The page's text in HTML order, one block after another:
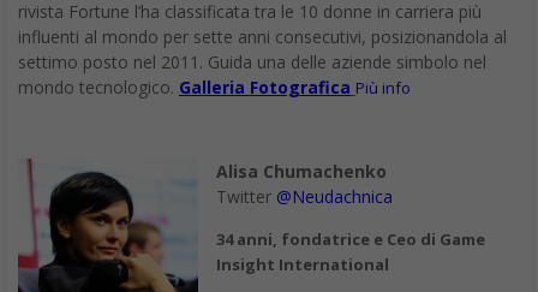
rivista Fortune l’ha classificata tra le 10 donne in carriera più
influenti al mondo per sette anni consecutivi, posizionandola al
settimo posto nel 2011. Guida una delle aziende simbolo nel
mondo tecnologico. Galleria Fotografica Più info
Alisa Chumachenko
Twitter @Neudachnica
34 anni, fondatrice e Ceo di Game
Insight International